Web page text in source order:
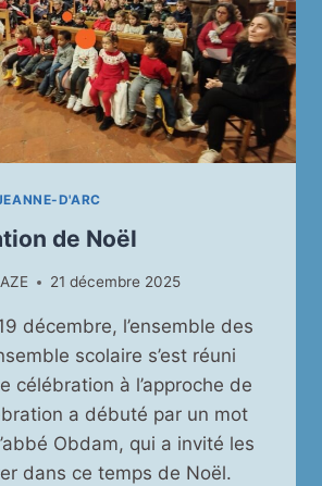
D'ARC
de Noël
21 décembre 2025
décembre, l’ensemble des
scolaire s’est réuni
célébration à l’approche de
a débuté par un mot
Obdam, qui a invité les
dans ce temps de Noël.